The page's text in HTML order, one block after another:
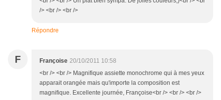
/> <br /> <br />
Répondre
F Françoise 20/10/2011 10:58
<br /> <br /> Magnifique assiette monochrome qui à mes yeux
apparait orangée mais qu'importe la composition est
magnifique. Excellente journée, Françoise<br /> <br /> <br />